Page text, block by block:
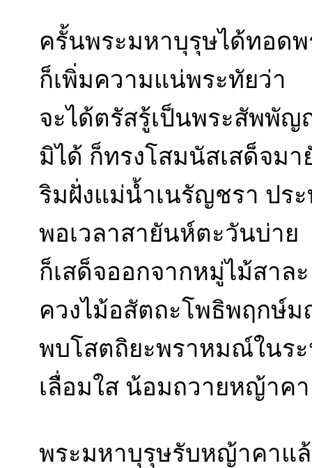
ครั้นพระมหาบุรุษได้ทอด
ก็เพิ่มความแน่พระทัยว่า
จะได้ตรัสรู้เป็นพระสัพพั
มิได้ ก็ทรงโสมนัสเสด็จมา
ริมฝั่งแม่น้ำเนรัญชรา ปร
พอเวลาสายันห์ตะวันบ่าย
ก็เสด็จออกจากหมู่ไม้สาล
ควงไม้อสัตถะโพธิพฤกษ์
พบโสตถิยะพราหมณ์ในร
เลื่อมใส น้อมถวายหญ้าค
พระมหาบุรุษรับหญ้าคาแ